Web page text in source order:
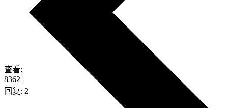
查看:
8362|
回复: 2